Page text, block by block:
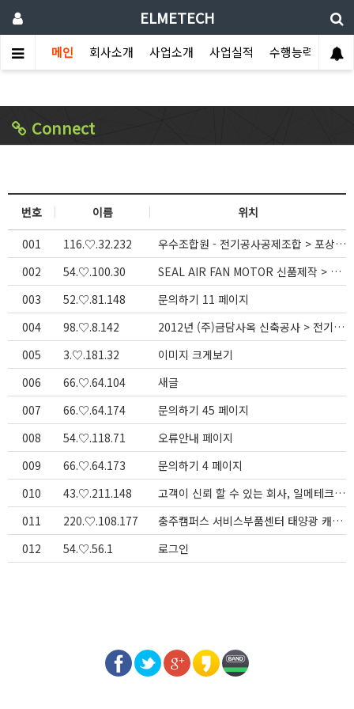
ELMETECH
메인 회사소개 사업소개 사업실적 수행능력 홍
Connect
번호 이름
위치
001
116.♡.32.232
우수조합원 - 전기공사공제조합 > 포상현황
002
54.♡.100.30
SEAL AIR FAN MOTOR 신품제작 > 전동기사업
003
52.♡.81.148
문의하기 11 페이지
004
98.♡.8.142
2012년 (주)금담사옥 신축공사 > 전기/통신/소방공사
005
3.♡.181.32
이미지 크게보기
006
66.♡.64.104
새글
007
66.♡.64.174
문의하기 45 페이지
008
54.♡.118.71
오류안내 페이지
009
66.♡.64.173
문의하기 4 페이지
010
43.♡.211.148
고객이 신뢰 할 수 있는 회사, 일메테크(주)
011
220.♡.108.177
충주캠퍼스 서비스부품센터 태양광 캐노피 전기구조물 설치공사 > 태양광사업
012
54.♡.56.1 로그인